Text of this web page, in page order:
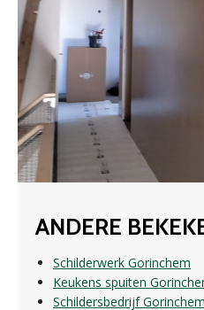
ANDERE
Schilderwerk Gorinchem
Keukens spuiten
Schildersbedrijf Gorinchem